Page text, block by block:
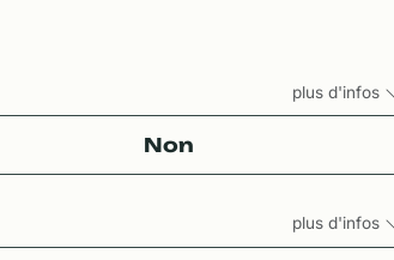
plus d'infos
Non
plus d'infos